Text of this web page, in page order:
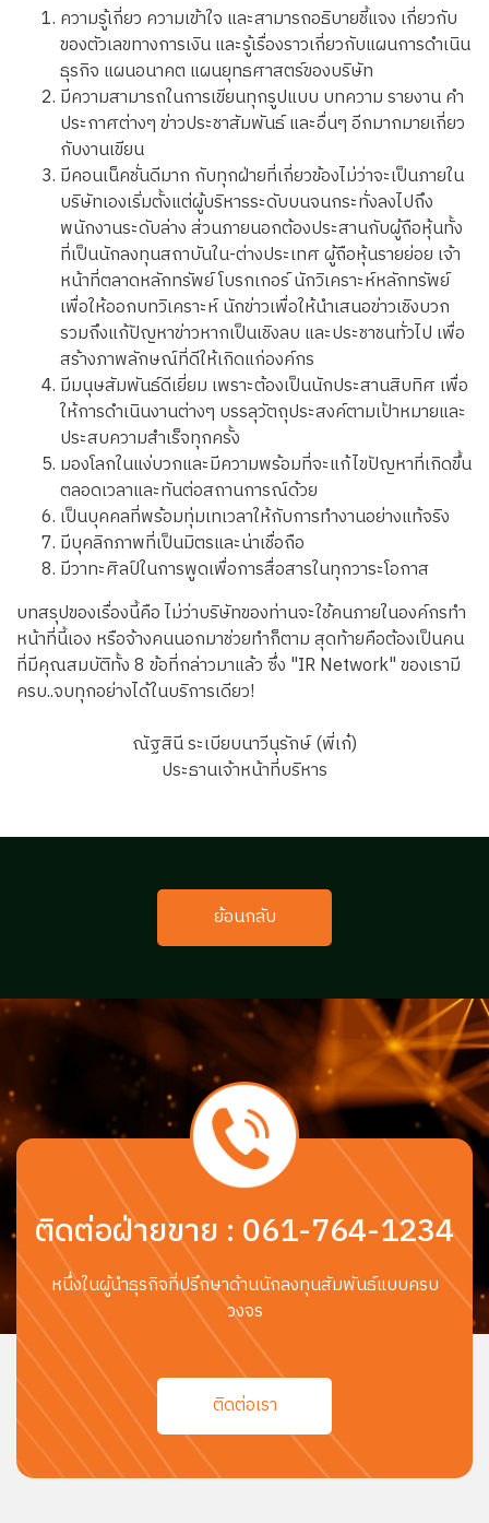
ความรู้เกี่ยว ความเข้าใจ และสามารถอธิบายชี้แจง เกี่ยวกับ
ของตัวเลขทางการเงิน และรู้เรื่องราวเกี่ยวกับแผนการดำเนิน
ธุรกิจ แผนอนาคต แผนยุทธศาสตร์ของบริษัท
มีความสามารถในการเขียนทุกรูปแบบ บทความ รายงาน คำ
ประกาศต่างๆ ข่าวประชาสัมพันธ์ และอื่นๆ อีกมากมายเกี่ยว
กับงานเขียน
มีคอนเน็คชั่นดีมาก กับทุกฝ่ายที่เกี่ยวข้องไม่ว่าจะเป็นภายใน
บริษัทเองเริ่มตั้งแต่ผู้บริหารระดับบนจนกระทั่งลงไปถึง
พนักงานระดับล่าง ส่วนภายนอกต้องประสานกับผู้ถือหุ้นทั้ง
ที่เป็นนักลงทุนสถาบันใน-ต่างประเทศ ผู้ถือหุ้นรายย่อย เจ้า
หน้าที่ตลาดหลักทรัพย์ โบรกเกอร์ นักวิเคราะห์หลักทรัพย์
เพื่อให้ออกบทวิเคราะห์ นักข่าวเพื่อให้นำเสนอข่าวเชิงบวก
รวมถึงแก้ปัญหาข่าวหากเป็นเชิงลบ และประชาชนทั่วไป เพื่อ
สร้างภาพลักษณ์ที่ดีให้เกิดแก่องค์กร
มีมนุษสัมพันธ์ดีเยี่ยม เพราะต้องเป็นนักประสานสิบทิศ เพื่อ
ให้การดำเนินงานต่างๆ บรรลุวัตถุประสงค์ตามเป้าหมายและ
ประสบความสำเร็จทุกครั้ง
มองโลกในแง่บวกและมีความพร้อมที่จะแก้ไขปัญหาที่เกิดขึ้น
ตลอดเวลาและทันต่อสถานการณ์ด้วย
เป็นบุคคลที่พร้อมทุ่มเทเวลาให้กับการทำงานอย่างแท้จริง
มีบุคลิกภาพที่เป็นมิตรและน่าเชื่อถือ
มีวาทะศิลป์ในการพูดเพื่อการสื่อสารในทุกวาระโอกาส
บทสรุปของเรื่องนี้คือ ไม่ว่าบริษัทของท่านจะใช้คนภายในองค์กรทำ
หน้าที่นี้เอง หรือจ้างคนนอกมาช่วยทำก็ตาม สุดท้ายคือต้องเป็นคน
ที่มีคุณสมบัติทั้ง 8 ข้อที่กล่าวมาแล้ว ซึ่ง "IR Network" ของเรามี
ครบ..จบทุกอย่างได้ในบริการเดียว!
ณัฐสินี ระเบียบนาวีนุรักษ์ (พี่เก๋)
ประธานเจ้าหน้าที่บริหาร
ย้อนกลับ
ติดต่อฝ่ายขาย : 061-764-1234
หนึ่งในผู้นำธุรกิจที่ปรึกษาด้านนักลงทุนสัมพันธ์แบบครบ
วงจร
ติดต่อเรา